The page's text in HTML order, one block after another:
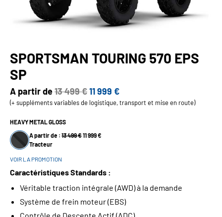
SPORTSMAN TOURING 570 EPS
SP
A partir de13 499 €11 999 €
(+ suppléments variables de logistique, transport et mise en route)
HEAVY METAL GLOSS
A partir de : 13 499 €11 999 €
Tracteur
VOIR LA PROMOTION
Caractéristiques Standards :
Véritable traction intégrale (AWD) à la demande
Système de frein moteur (EBS)